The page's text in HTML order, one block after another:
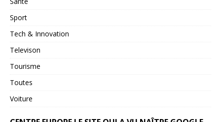
Sport
Tech & Innovation
Televison
Tourisme
Toutes
Voiture